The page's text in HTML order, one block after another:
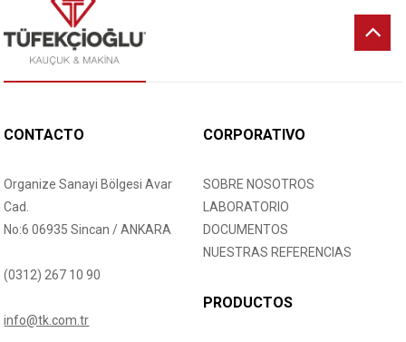
CONTACTO
Organize Sanayi Bölgesi Avar
Cad.
No:6 06935 Sincan / ANKARA
(0312) 267 10 90
info@tk.com.tr
CORPORATIVO
SOBRE NOSOTROS
LABORATORIO
DOCUMENTOS
NUESTRAS REFERENCIAS
PRODUCTOS